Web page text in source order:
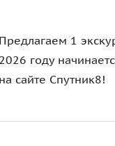
Предлагаем 1
2026 году
на сайте Спутник8!